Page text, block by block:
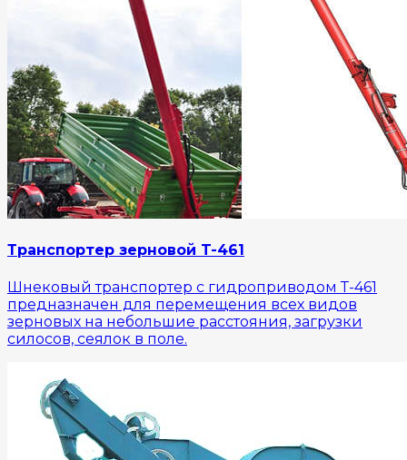
Транспортер зерновой T-461
Шнековый транспортер с гидроприводом Т-461
предназначен для перемещения всех видов
зерновых на небольшие расстояния, загрузки
силосов, сеялок в поле.